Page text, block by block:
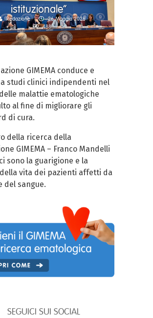
istituzionale”
Redazione
26 Maggio 2026
488
GIMEMA conduce e
studi clinici indipendenti nel
malattie ematologiche
al fine di migliorare gli
di cura.
della ricerca della
GIMEMA – Franco Mandelli
sono la guarigione e la
vita dei pazienti affetti da
del sangue.
SEGUICI SUI SOCIAL